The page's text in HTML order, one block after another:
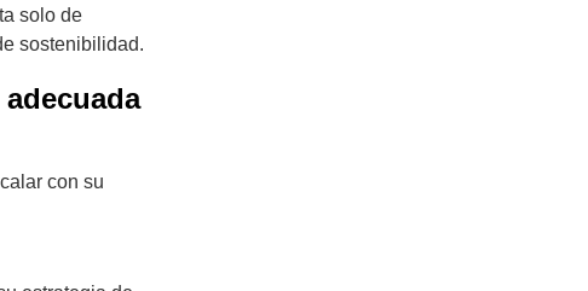
solo de
sostenibilidad.
con su